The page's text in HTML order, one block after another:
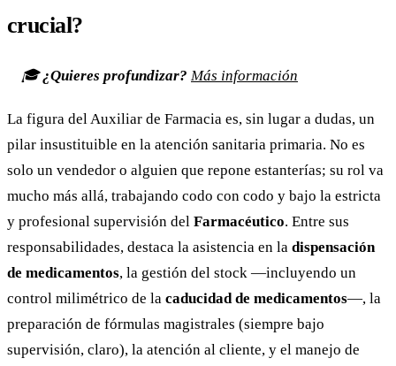
crucial?
🎓¿Quieres profundizar? Más información
La figura del Auxiliar de Farmacia es, sin lugar a dudas, un
pilar insustituible en la atención sanitaria primaria. No es
solo un vendedor o alguien que repone estanterías; su rol va
mucho más allá, trabajando codo con codo y bajo la estricta
y profesional supervisión del Farmacéutico. Entre sus
responsabilidades, destaca la asistencia en la dispensación
de medicamentos, la gestión del stock —incluyendo un
control milimétrico de la caducidad de medicamentos—, la
preparación de fórmulas magistrales (siempre bajo
supervisión, claro), la atención al cliente, y el manejo de